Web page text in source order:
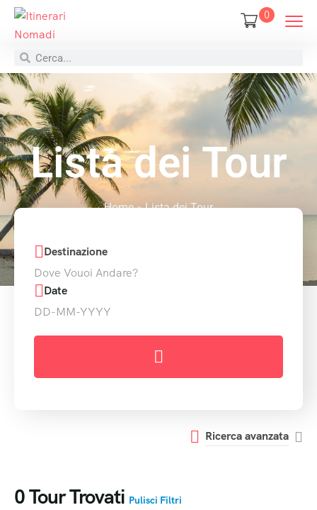
0
Lista dei Tour
Home»Lista dei Tour
Destinazione
Date
Ricerca avanzata
0Tour Trovati Pulisci Filtri